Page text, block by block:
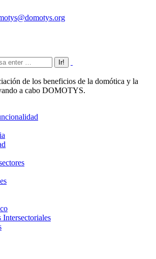
de los beneficios de la domótica y la
a cabo DOMOTYS.
Intersectoriales